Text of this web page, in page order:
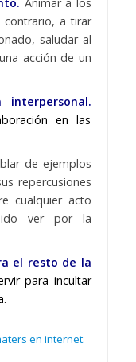
contrario, a tirar
saludar al
acción de un
interpersonal.
en las
de ejemplos
repercusiones
cualquier acto
ver por la
el resto de la
para incultar
en internet.